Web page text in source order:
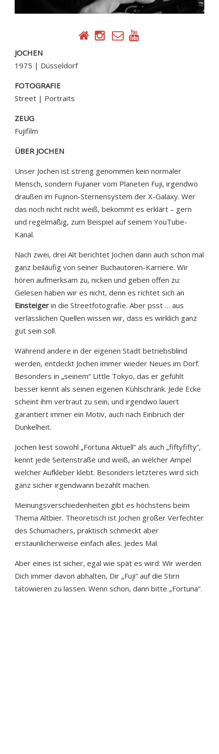
JOCHEN
1975 | Düsseldorf
FOTOGRAFIE
Street | Portraits
ZEUG
Fujifilm
ÜBER JOCHEN
Unser Jochen ist streng genommen kein normaler
Mensch, sondern Fujianer vom Planeten Fuji, irgendwo
draußen im Fujinon-Sternensystem der X-Galaxy. Wer
das noch nicht nicht weiß, bekommt es erklärt – gern
und regelmäßig, zum Beispiel auf seinem YouTube-
Kanal.
Nach zwei, drei Alt berichtet Jochen dann auch schon mal
ganz beiläufig von seiner Buchautoren-Karriere. Wir
hören aufmerksam zu, nicken und geben offen zu:
Gelesen haben wir es nicht, denn es richtet sich an
Einsteiger in die Streetfotografie. Aber psst … aus
verlässlichen Quellen wissen wir, dass es wirklich ganz
gut sein soll.
Während andere in der eigenen Stadt betriebsblind
werden, entdeckt Jochen immer wieder Neues im Dorf.
Besonders in „seinem“ Little Tokyo, das er gefühlt
besser kennt als seinen eigenen Kühlschrank. Jede Ecke
scheint ihm vertraut zu sein, und irgendwo lauert
garantiert immer ein Motiv, auch nach Einbruch der
Dunkelheit.
Jochen liest sowohl „Fortuna Aktuell“ als auch „fiftyfifty“,
kennt jede Seitenstraße und weiß, an welcher Ampel
welcher Aufkleber klebt. Besonders letzteres wird sich
ganz sicher irgendwann bezahlt machen.
Meinungsverschiedenheiten gibt es höchstens beim
Thema Altbier. Theoretisch ist Jochen großer Verfechter
des Schumachers, praktisch schmeckt aber
erstaunlicherweise einfach alles. Jedes Mal.
Aber eines ist sicher, egal wie spät es wird: Wir werden
Dich immer davon abhalten, Dir „Fuji“ auf die Stirn
tätowieren zu lassen. Wenn schon, dann bitte „Fortuna“.